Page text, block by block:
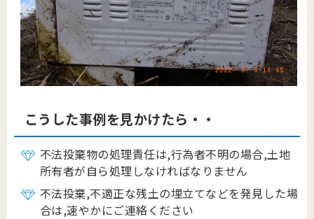
こうした事例を見かけたら・・
不法投棄物の処理責任は,行為者不明の場合,土地
所有者が自ら処理しなければなりません
不法投棄,不適正な残土の埋立てなどを発見した場
合は,速やかにご連絡ください